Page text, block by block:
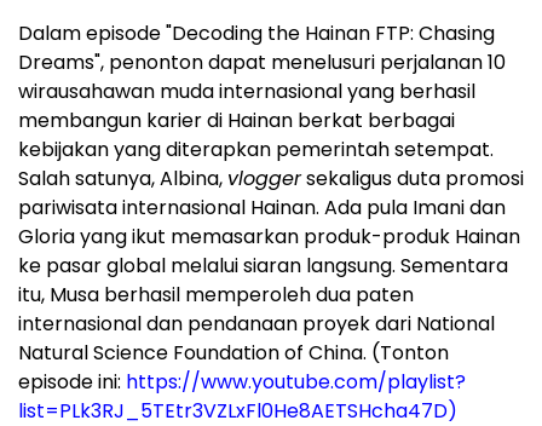
Dalam episode "Decoding the Hainan FTP: Chasing
Dreams", penonton dapat menelusuri perjalanan 10
wirausahawan muda internasional yang berhasil
membangun karier di Hainan berkat berbagai
kebijakan yang diterapkan pemerintah setempat.
Salah satunya, Albina, vloggersekaligus duta promosi
pariwisata internasional Hainan. Ada pula Imani dan
Gloria yang ikut memasarkan produk-produk Hainan
ke pasar global melalui siaran langsung. Sementara
itu, Musa berhasil memperoleh dua paten
internasional dan pendanaan proyek dari National
Natural Science Foundation of China. (Tonton
episode ini: https://www.youtube.com/playlist?
list=PLk3RJ_5TEtr3VZLxFl0He8AETSHcha47D)